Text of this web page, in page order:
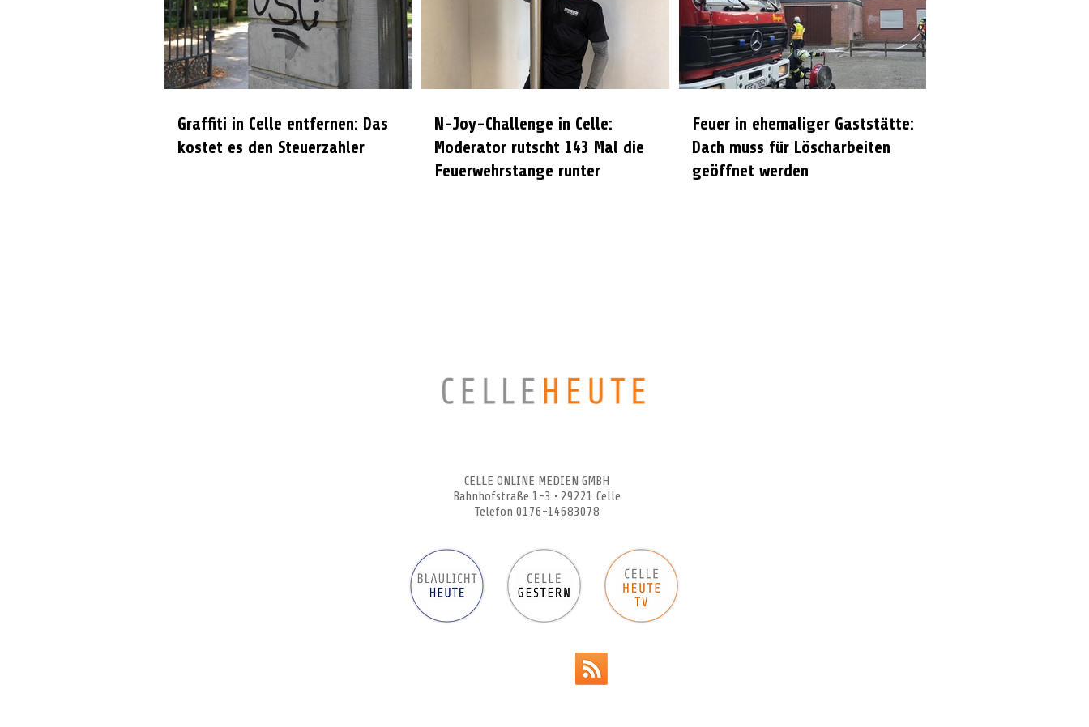
Graffiti in Celle entfernen: Das
kostet es den Steuerzahler
N-Joy-Challenge in Celle:
Moderator rutscht 143 Mal die
Feuerwehrstange runter
Feuer in ehemaliger Gaststätte:
Dach muss für Löscharbeiten
geöffnet werden
CELLE ONLINE MEDIEN GMBH
Bahnhofstraße 1-3 • 29221 Celle
Telefon 0176-14683078